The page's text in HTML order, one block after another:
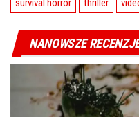
survival horror
thriller
NANOWSZE